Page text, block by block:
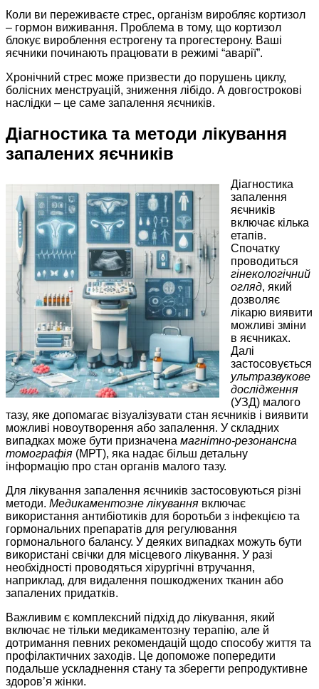
Коли ви переживаєте стрес, організм виробляє кортизол
– гормон виживання. Проблема в тому, що кортизол
блокує вироблення естрогену та прогестерону. Ваші
яєчники починають працювати в режимі “аварії”.
Хронічний стрес може призвести до порушень циклу,
болісних менструацій, зниження лібідо. А довгострокові
наслідки – це саме запалення яєчників.
Діагностика та методи лікування
запалених яєчників
Діагностика
запалення
яєчників
включає кілька
етапів.
Спочатку
проводиться
гінекологічний
огляд, який
дозволяє
лікарю виявити
можливі зміни
в яєчниках.
Далі
застосовується
ультразвукове
дослідження
(УЗД) малого
тазу, яке допомагає візуалізувати стан яєчників і виявити
можливі новоутворення або запалення. У складних
випадках може бути призначена магнітно-резонансна
томографія (МРТ), яка надає більш детальну
інформацію про стан органів малого тазу.
Для лікування запалення яєчників застосовуються різні
методи. Медикаментозне лікування включає
використання антибіотиків для боротьби з інфекцією та
гормональних препаратів для регулювання
гормонального балансу. У деяких випадках можуть бути
використані свічки для місцевого лікування. У разі
необхідності проводяться хірургічні втручання,
наприклад, для видалення пошкоджених тканин або
запалених придатків.
Важливим є комплексний підхід до лікування, який
включає не тільки медикаментозну терапію, але й
дотримання певних рекомендацій щодо способу життя та
профілактичних заходів. Це допоможе попередити
подальше ускладнення стану та зберегти репродуктивне
здоров’я жінки.